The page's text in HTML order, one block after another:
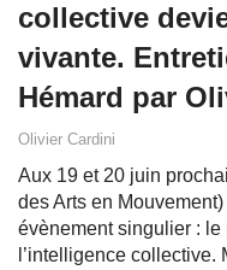
collective
vivante.
Hémard par
Olivier Cardini
Aux 19 et 20 juin
des Arts en
évènement singulier :
l’intelligence